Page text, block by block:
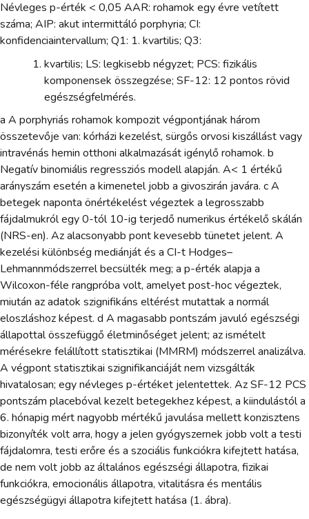
Névleges p-érték < 0,05 AAR: rohamok egy évre vetített
száma; AIP: akut intermittáló porphyria; CI:
konfidenciaintervallum; Q1: 1. kvartilis; Q3:
kvartilis; LS: legkisebb négyzet; PCS: fizikális
komponensek összegzése; SF-12: 12 pontos rövid
egészségfelmérés.
a A porphyriás rohamok kompozit végpontjának három
összetevője van: kórházi kezelést, sürgős orvosi kiszállást vagy
intravénás hemin otthoni alkalmazását igénylő rohamok. b
Negatív binomiális regressziós modell alapján. A< 1 értékű
arányszám esetén a kimenetel jobb a givoszirán javára. c A
betegek naponta önértékelést végeztek a legrosszabb
fájdalmukról egy 0-tól 10-ig terjedő numerikus értékelő skálán
(NRS-en). Az alacsonyabb pont kevesebb tünetet jelent. A
kezelési különbség mediánját és a CI-t Hodges–
Lehmannmódszerrel becsülték meg; a p-érték alapja a
Wilcoxon-féle rangpróba volt, amelyet post-hoc végeztek,
miután az adatok szignifikáns eltérést mutattak a normál
eloszláshoz képest. d A magasabb pontszám javuló egészségi
állapottal összefüggő életminőséget jelent; az ismételt
mérésekre felállított statisztikai (MMRM) módszerrel analizálva.
A végpont statisztikai szignifikanciáját nem vizsgálták
hivatalosan; egy névleges p-értéket jelentettek. Az SF-12 PCS
pontszám placebóval kezelt betegekhez képest, a kiindulástól a
6. hónapig mért nagyobb mértékű javulása mellett konzisztens
bizonyíték volt arra, hogy a jelen gyógyszernek jobb volt a testi
fájdalomra, testi erőre és a szociális funkciókra kifejtett hatása,
de nem volt jobb az általános egészségi állapotra, fizikai
funkciókra, emocionális állapotra, vitalitásra és mentális
egészségügyi állapotra kifejtett hatása (1. ábra).